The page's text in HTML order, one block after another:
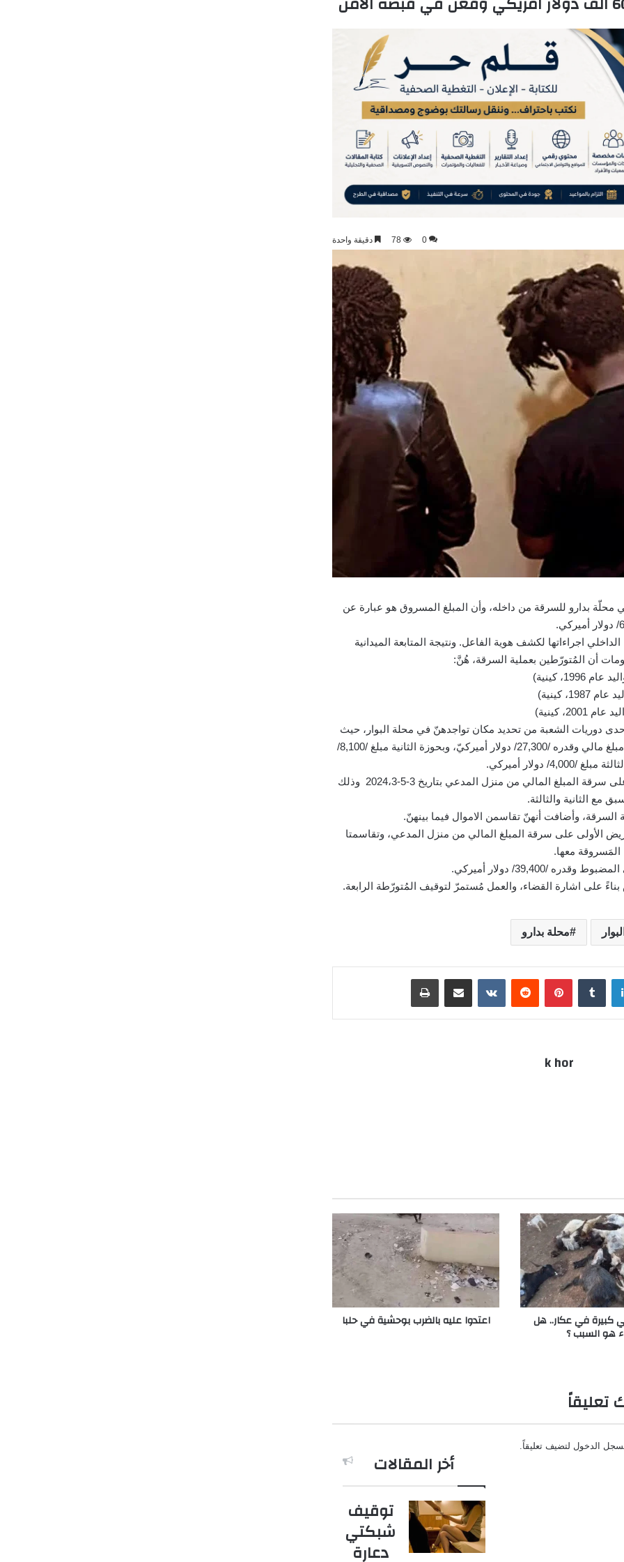
0
78 دقيقة واحدة
في محلّة بدارو للسرقة من داخله، وأن المبلغ المسروق هو عبارة عن
اجراءاتها لكشف هوية الفاعل. ونتيجة المتابعة الميدانية
أن المُتورّطين بعملية السرقة، هُنَّ:
كينية)
كينية)
كينية)
تمكّنت احدى دوريات الشعبة من تحديد مكان تواجدهنّ في محلة البوار، حيث
قامت بمُداهمته وأوقفتهن. وبتفتيشهن، ضبط بحوزة الأولى مبلغ مالي وقدره /27,300/ دولار أميركيّ، وبحوزة الثانية مبلغ /8,100/
دولار أميركي.
بالتحقيق مع الأولى، اعترفت بما نُسب إليها لجهة إقدامها على سرقة المبلغ المالي من منزل المدعي بتاريخ 3-5-2024،3 وذلك
مع الثانية والثالثة.
السرقة، وأضافت أنهنّ تقاسمن الاموال فيما بينهنّ.
الأولى على سرقة المبلغ المالي من منزل المدعي، وتقاسمتا
المَسروقة معها.
/39,400/ دولار أميركي.
على اشارة القضاء، والعمل مُستمرّ لتوقيف المُتورّطة الرابعة.
محلة بدارو
لينكدإن بينتيريست مشاركة عبر البريد طباعة
k hor
كبيرة في عكار.. هل
هو السبب ؟
اعتدوا عليه بالضرب بوحشية في حلبا
تعليقاً
الدخول لتضيف تعليقاً.
أخر المقالات
توقيف
شبكتي
دعارة